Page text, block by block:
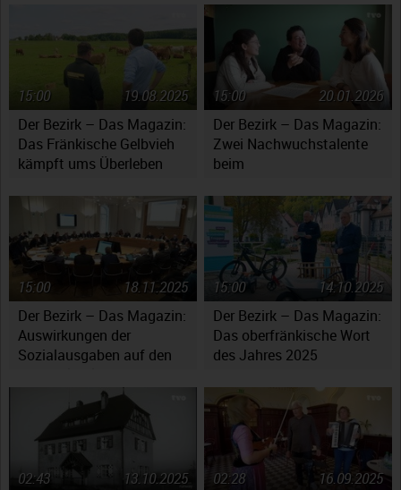
Der Bezirk – Das Magazin:
Das Fränkische Gelbvieh
kämpft ums Überleben
19.08.2025
15:00
Der Bezirk – Das Magazin:
Zwei Nachwuchstalente
beim
Oberfranken
20.01.2026
15:00
Der Bezirk – Das Magazin:
Auswirkungen der
Sozialausgaben auf den
18.11.2025
15:00
Der Bezirk – Das Magazin:
Das oberfränkische Wort
des Jahres 2025
14.10.2025
15:00
13.10.2025
02:43
16.09.2025
02:28